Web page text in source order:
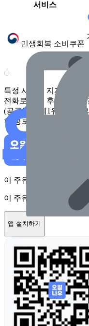
서비스
민생회복 소비쿠폰
특정 시점에 지자체가
전화로 확인 후 방문하시
(공공누리 제1유형에 따
한 정보입니다.)
이 주유소를 앱에서 확
이 주유소를 앱에서 확
앱 설치하기